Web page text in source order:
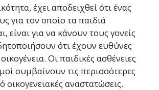
έχει αποδειχθεί ότι ένας
για τον οποίο τα παιδιά
είναι για να κάνουν τους γονείς
ότι έχουν ευθύνες
Οι παιδικές ασθένειες
συμβαίνουν τις περισσότερες
οικογενειακές αναστατώσεις.